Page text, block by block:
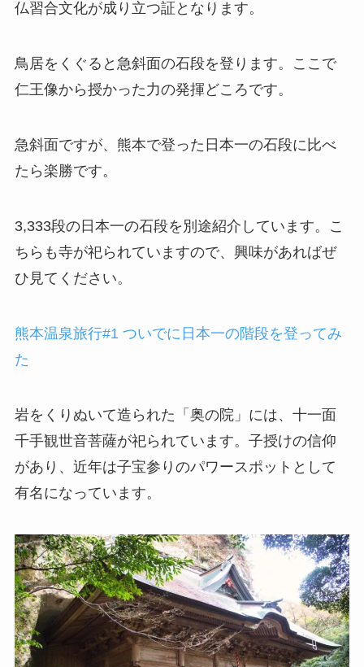
仏習合文化が成り立つ証となります。
鳥居をくぐると急斜面の石段を登ります。ここで
仁王像から授かった力の発揮どころです。
急斜面ですが、熊本で登った日本一の石段に比べ
たら楽勝です。
3,333段の日本一の石段を別途紹介しています。こ
ちらも寺が祀られていますので、興味があればぜ
ひ見てください。
熊本温泉旅行#1 ついでに日本一の階段を登ってみ
た
岩をくりぬいて造られた「奥の院」には、十一面
千手観世音菩薩が祀られています。子授けの信仰
があり、近年は子宝参りのパワースポットとして
有名になっています。